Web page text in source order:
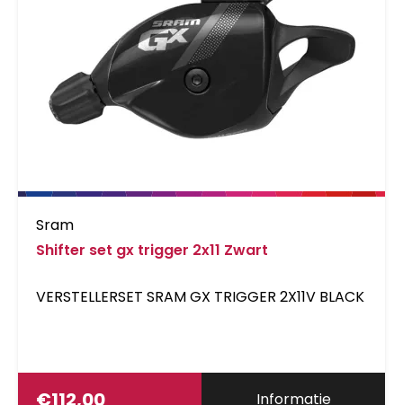
Sram
Shifter set gx trigger 2x11 Zwart
VERSTELLERSET SRAM GX TRIGGER 2X11V BLACK
€112,00 Informatie